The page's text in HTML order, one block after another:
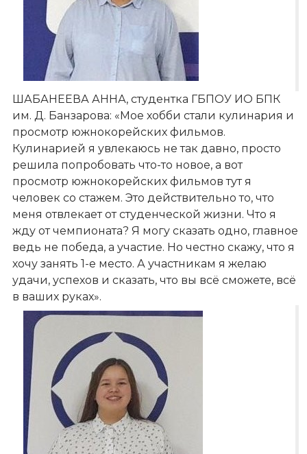
ШАБАНЕЕВА АННА, студентка ГБПОУ ИО БПК
им. Д. Банзарова: «Мое хобби стали кулинария и
просмотр южнокорейских фильмов.
Кулинарией я увлекаюсь не так давно, просто
решила попробовать что-то новое, а вот
просмотр южнокорейских фильмов тут я
человек со стажем. Это действительно то, что
меня отвлекает от студенческой жизни. Что я
жду от чемпионата? Я могу сказать одно, главное
ведь не победа, а участие. Но честно скажу, что я
хочу занять 1-е место. А участникам я желаю
удачи, успехов и сказать, что вы всё сможете, всё
в ваших руках».